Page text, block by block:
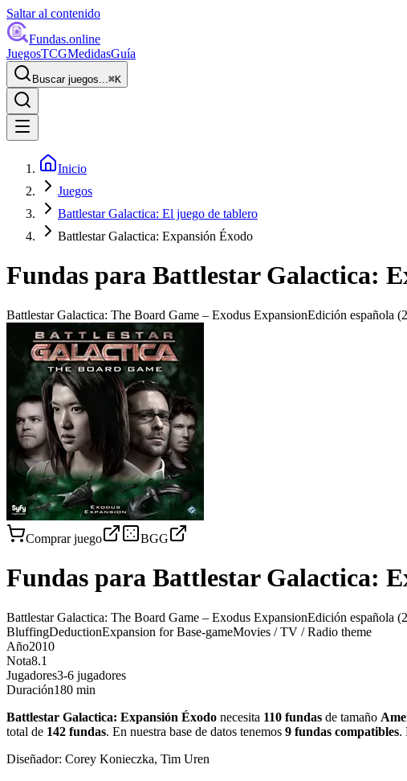
Saltar al contenido
Fundas.online
JuegosTCGMedidasGuía
Buscar juegos...⌘K
Inicio
Juegos
Battlestar Galactica: El juego de tablero
Battlestar Galactica: Expansión Éxodo
Fundas para Battlestar Galactica:
Battlestar Galactica: The Board Game – Exodus ExpansionEdición española
Comprar juego BGG
Fundas para Battlestar Galactica:
Battlestar Galactica: The Board Game – Exodus ExpansionEdición española
BluffingDeductionExpansion for Base-gameMovies / TV / Radio theme
Año2010
Nota8.1
Jugadores3-6 jugadores
Duración180 min
Battlestar Galactica: Expansión Éxodo necesita 110 fundas de tamaño
total de 142 fundas. En nuestra base de datos tenemos 9 fundas compatibles.
Diseñador: Corey Konieczka, Tim Uren